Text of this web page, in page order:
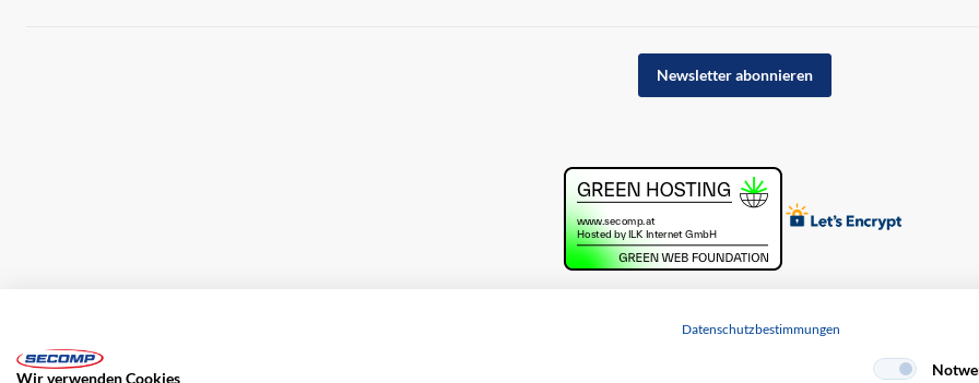
Newsletter abonnieren
Impressum
Datenschutzbestimmungen
Wir verwenden Cookies